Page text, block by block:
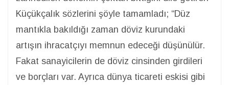
Küçükçalık sözlerini şöyle tamamladı; “Düz
mantıkla bakıldığı zaman döviz kurundaki
artışın ihracatçıyı memnun edeceği düşünülür.
Fakat sanayicilerin de döviz cinsinden girdileri
ve borçları var. Ayrıca dünya ticareti eskisi gibi